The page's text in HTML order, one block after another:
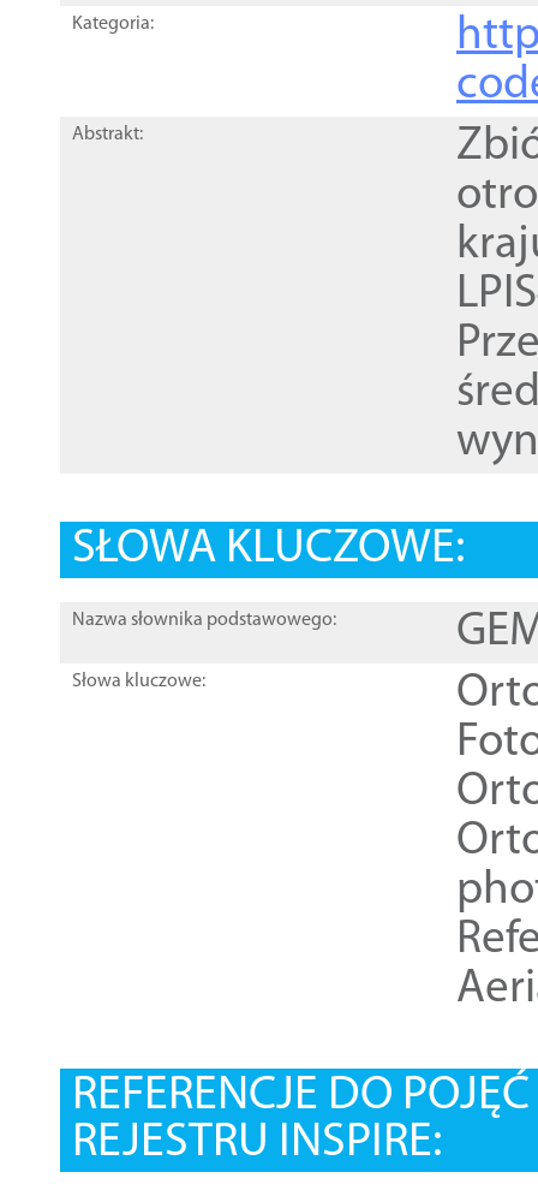
Kategoria:
Abstrakt:
SŁOWA KLUCZOWE:
Nazwa słownika podstawowego:
Słowa kluczowe:
REFERENCJE DO
REJESTRU INSPIRE: